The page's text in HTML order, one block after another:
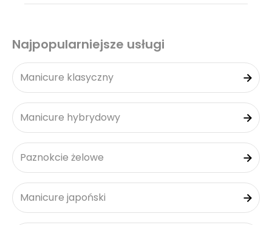
Najpopularniejsze usługi
Manicure klasyczny
Manicure hybrydowy
Paznokcie żelowe
Manicure japoński